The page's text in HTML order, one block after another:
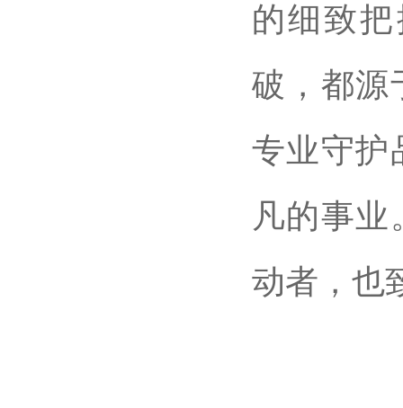
的细致
破，都源
专业守护
凡的事
动者，也